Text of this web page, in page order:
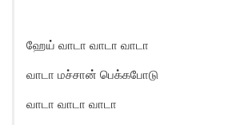
ஹேய் வாடா வாடா வாடா
வாடா மச்சான் பெக்கபோடு
வாடா வாடா வாடா